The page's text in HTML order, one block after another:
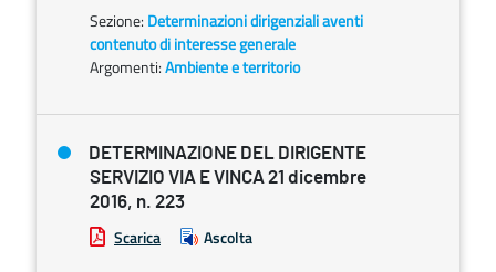
Sezione: Determinazioni dirigenziali aventi
contenuto di interesse generale
Argomenti:Ambiente e territorio
DETERMINAZIONE DEL DIRIGENTE
SERVIZIO VIA E VINCA 21 dicembre
2016, n. 223
Scarica Ascolta